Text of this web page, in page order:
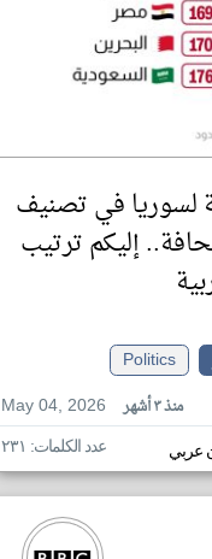
لسوريا في تصنيف
إليكم ترتيب
Politics
May 04, 2026
منذ ٣ أشهر
عربي عدد الكلمات: ٢٣١